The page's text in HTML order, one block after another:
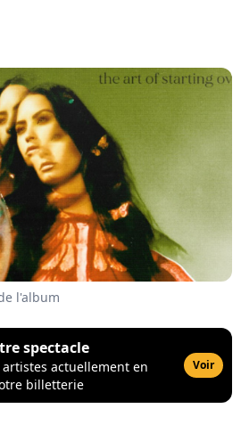
l'album
spectacle
artistes actuellement en
billetterie
Voir